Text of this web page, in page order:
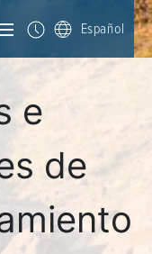
Español
e
de